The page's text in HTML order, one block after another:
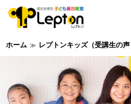
ホーム レプトンキッズ（受講生の声